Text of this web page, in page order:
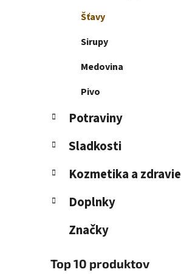
Šťavy
Sirupy
Medovina
Pivo
Potraviny
Sladkosti
Kozmetika a zdravie
Doplnky
Značky
Top 10 produktov